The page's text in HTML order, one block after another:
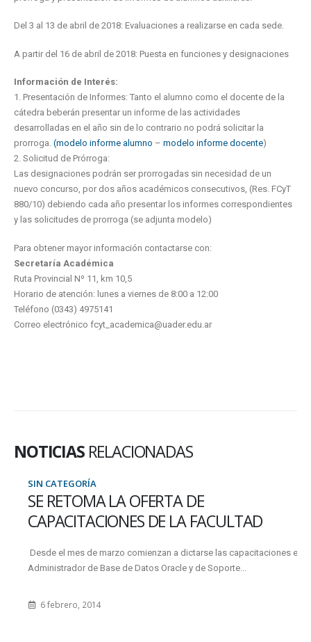
Del 3 al 13 de abril de 2018: Evaluaciones a realizarse en cada sede.
A partir del 16 de abril de 2018: Puesta en funciones y designaciones
Información de Interés:
1. Presentación de Informes: Tanto el alumno como el docente de la
cátedra beberán presentar un informe de las actividades
desarrolladas en el año sin de lo contrario no podrá solicitar la
prorroga. (modelo informe alumno – modelo informe docente)
2. Solicitud de Prórroga:
Las designaciones podrán ser prorrogadas sin necesidad de un
nuevo concurso, por dos años académicos consecutivos, (Res. FCyT
880/10) debiendo cada año presentar los informes correspondientes
y las solicitudes de prorroga (se adjunta modelo)
Para obtener mayor información contactarse con:
Secretaría Académica
Ruta Provincial Nº 11, km 10,5
Horario de atención: lunes a viernes de 8:00 a 12:00
Teléfono (0343) 4975141
Correo electrónico fcyt_academica@uader.edu.ar
NOTICIAS RELACIONADAS
SIN CATEGORÍA
SE RETOMA LA OFERTA DE
CAPACITACIONES DE LA FACULTAD
Desde el mes de marzo comienzan a dictarse las capacitaciones en
Administrador de Base de Datos Oracle y de Soporte...
6 febrero, 2014